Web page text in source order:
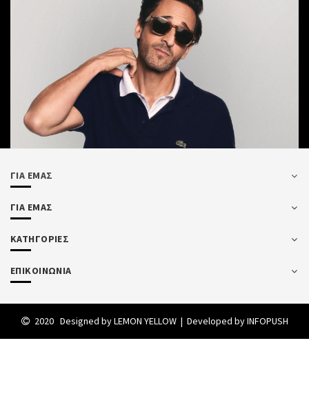
ΓΙΑ ΕΜΑΣ
ΓΙΑ ΕΜΑΣ
ΚΑΤΗΓΟΡΙΕΣ
ΕΠΙΚΟΙΝΩΝΙΑ
2020 Designed byLEMON YELLOW| Developed byINFOPUSH